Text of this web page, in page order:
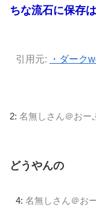
ちな流石に保存
引用元:
・ダーク
2: 名無しさん＠おー
どうやんの
4: 名無しさん＠お